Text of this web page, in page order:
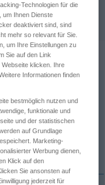
antippen)
Technologien für die
um Ihnen Dienste
deaktiviert sind, sind
mehr so relevant für Sie.
um Ihre Einstellungen zu
Sie auf den Link
klicken. Ihre
Informationen finden
bestmöglich nutzen und
funktionale und
und der statistischen
auf Grundlage
Marketing-
Werbung dienen,
Klick auf den
Sie ansonsten auf
jederzeit für